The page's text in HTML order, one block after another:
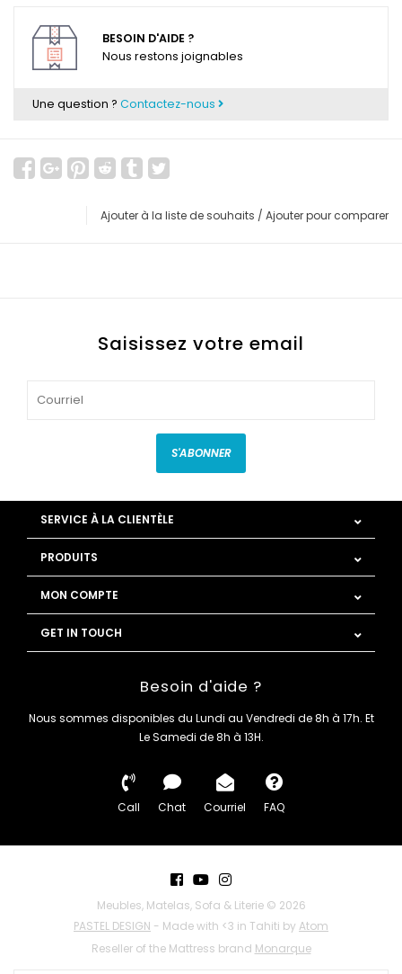
BESOIN D'AIDE ?
Nous restons joignables
Une question ? Contactez-nous
Ajouter à la liste de souhaits / Ajouter pour comparer
Saisissez votre email
S'ABONNER
SERVICE À LA CLIENTÈLE
PRODUITS
MON COMPTE
GET IN TOUCH
Besoin d'aide ?
Nous sommes disponibles du Lundi au Vendredi de 8h à 17h. Et
Le Samedi de 8h à 13H.
Call Chat Courriel FAQ
Meubles, Matelas, Sofa & Literie © 2026
PASTEL DESIGN - Made with <3 in Tahiti by Atom
Reseller of the Mattress brand Monarque